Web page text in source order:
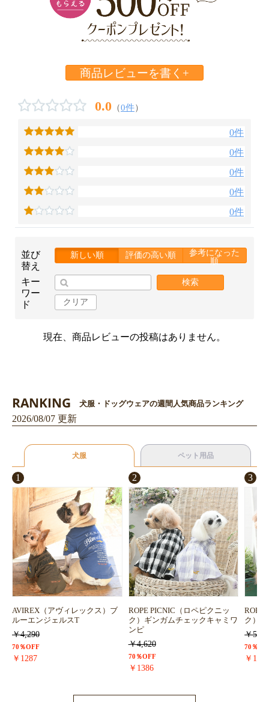
お買い物を続ける カートへ進む
商品レビューを書く+
0.0 （0件）
0件
0件
0件
0件
0件
並び
替え
新しい順 評価の高い順
参考になった
順
キー
ワー
ド
検索
クリア
現在、商品レビューの投稿はありません。
RANKING 犬服・ドッグウェアの週間人気商品ランキング
2026/08/07 更新
犬服 ペット用品
1
AVIREX（アヴィレックス）ブ
ルーエンジェルスT
￥4,290
70％OFF
￥1287
2
ROPE PICNIC（ロペピクニッ
ク）ギンガムチェックキャミワ
ンピ
￥4,620
70％OFF
￥1386
3
ROPE
ク）
￥
70％
￥